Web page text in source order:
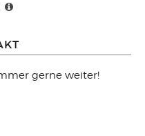
gerne weiter!